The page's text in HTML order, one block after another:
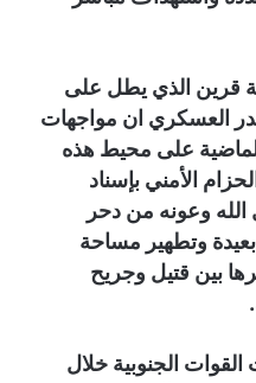
قرين الذي يطل على
العسكري ان مواجهات
الماضية على محيط هذه
الأمني بإسناد
الله وعونه من دحر
بعيدة وتطهير مساحة
بين قتيل وجريح
الجنوبية خلال